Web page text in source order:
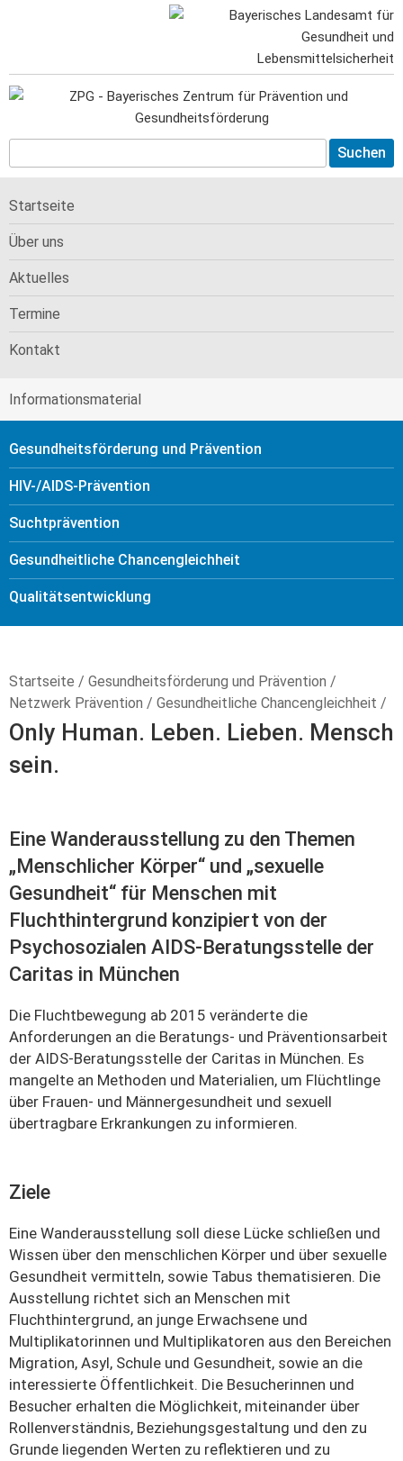
Startseite
Über uns
Aktuelles
Termine
Kontakt
Informations­material
Gesundheitsförderung und Prävention
HIV-/AIDS-Prävention
Sucht­prävention
Gesundheitliche Chancengleichheit
Qualitäts­entwicklung
Startseite / Gesundheitsförderung und Prävention /
Netzwerk Prävention / Gesundheitliche Chancengleichheit /
Only Human. Leben. Lieben. Mensch
sein.
Eine Wanderausstellung zu den Themen
„Menschlicher Körper“ und „sexuelle
Gesundheit“ für Menschen mit
Fluchthintergrund konzipiert von der
Psychosozialen AIDS-Beratungsstelle der
Caritas in München
Die Fluchtbewegung ab 2015 veränderte die
Anforderungen an die Beratungs- und Präventionsarbeit
der AIDS-Beratungsstelle der Caritas in München. Es
mangelte an Methoden und Materialien, um Flüchtlinge
über Frauen- und Männergesundheit und sexuell
übertragbare Erkrankungen zu informieren.
Ziele
Eine Wanderausstellung soll diese Lücke schließen und
Wissen über den menschlichen Körper und über sexuelle
Gesundheit vermitteln, sowie Tabus thematisieren. Die
Ausstellung richtet sich an Menschen mit
Fluchthintergrund, an junge Erwachsene und
Multiplikatorinnen und Multiplikatoren aus den Bereichen
Migration, Asyl, Schule und Gesundheit, sowie an die
interessierte Öffentlichkeit. Die Besucherinnen und
Besucher erhalten die Möglichkeit, miteinander über
Rollenverständnis, Beziehungsgestaltung und den zu
Grunde liegenden Werten zu reflektieren und zu